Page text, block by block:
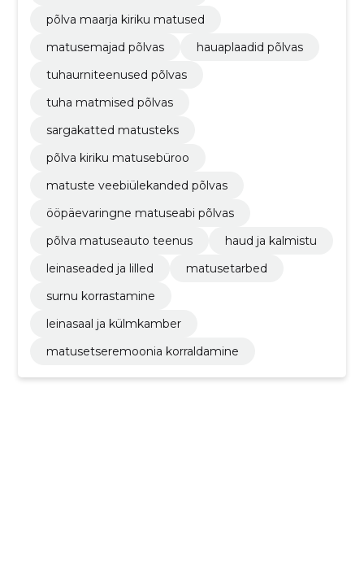
põlva maarja kiriku matused
matusemajad põlvas
hauaplaadid põlvas
tuhaurniteenused põlvas
tuha matmised põlvas
sargakatted matusteks
põlva kiriku matusebüroo
matuste veebiülekanded põlvas
ööpäevaringne matuseabi põlvas
põlva matuseauto teenus
haud ja kalmistu
leinaseaded ja lilled
matusetarbed
surnu korrastamine
leinasaal ja külmkamber
matusetseremoonia korraldamine